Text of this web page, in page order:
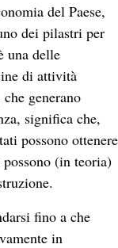
del Paese,
dei pilastri per
una delle
di attività
generano
significa che,
possono ottenere
(in teoria)
fino a che
in